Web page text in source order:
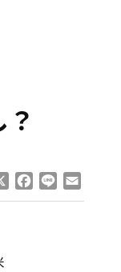
Facebook
Line